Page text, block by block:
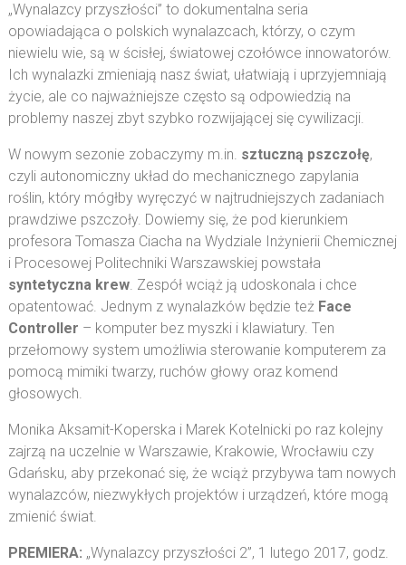
„Wynalazcy przyszłości” to dokumentalna seria
opowiadająca o polskich wynalazcach, którzy, o czym
niewielu wie, są w ścisłej, światowej czołówce innowatorów.
Ich wynalazki zmieniają nasz świat, ułatwiają i uprzyjemniają
życie, ale co najważniejsze często są odpowiedzią na
problemy naszej zbyt szybko rozwijającej się cywilizacji.
W nowym sezonie zobaczymy m.in. sztuczną pszczołę,
czyli autonomiczny układ do mechanicznego zapylania
roślin, który mógłby wyręczyć w najtrudniejszych zadaniach
prawdziwe pszczoły. Dowiemy się, że pod kierunkiem
profesora Tomasza Ciacha na Wydziale Inżynierii Chemicznej
i Procesowej Politechniki Warszawskiej powstała
syntetyczna krew. Zespół wciąż ją udoskonala i chce
opatentować. Jednym z wynalazków będzie też Face
Controller – komputer bez myszki i klawiatury. Ten
przełomowy system umożliwia sterowanie komputerem za
pomocą mimiki twarzy, ruchów głowy oraz komend
głosowych.
Monika Aksamit-Koperska i Marek Kotelnicki po raz kolejny
zajrzą na uczelnie w Warszawie, Krakowie, Wrocławiu czy
Gdańsku, aby przekonać się, że wciąż przybywa tam nowych
wynalazców, niezwykłych projektów i urządzeń, które mogą
zmienić świat.
PREMIERA: „Wynalazcy przyszłości 2”, 1 lutego 2017, godz.